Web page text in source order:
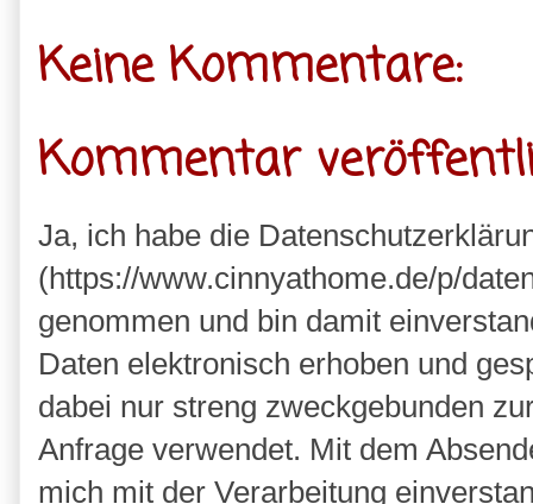
Keine Kommentare:
Kommentar
Ja, ich habe die
(https://www.cinnyathome.de/p/
genommen und bin damit
Daten elektronisch erhoben und
dabei nur streng zweckgebunden
Anfrage verwendet. Mit dem
mich mit der Verarbeitung